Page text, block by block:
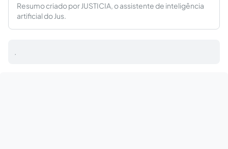
Resumo criado por JUSTICIA, o assistente de inteligência
artificial do Jus.
.